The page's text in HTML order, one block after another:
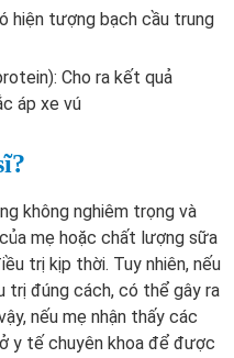
hiện tượng bạch cầu trung
Cho ra kết quả
áp xe vú
không nghiêm trọng và
mẹ hoặc chất lượng sữa
trị kịp thời. Tuy nhiên, nếu
trị đúng cách, có thể gây ra
nếu mẹ nhận thấy các
y tế chuyên khoa để được